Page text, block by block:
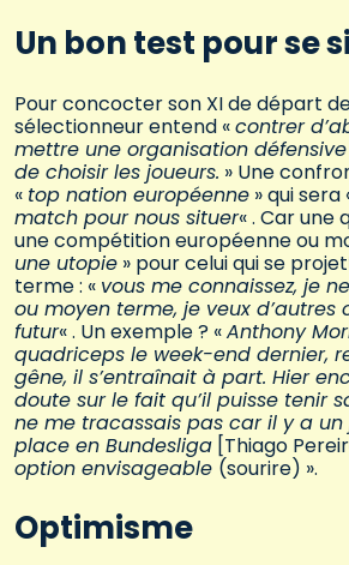
Un bon test pour se
Pour concocter son XI de départ
sélectionneur entend «contrer
mettre une organisation
de choisir les joueurs. » Une
« top nation européenne » qui sera
match pour nous situer« . Car une
une compétition européenne ou
une utopie » pour celui qui se
terme : « vous me connaissez, je
ou moyen terme, je veux d’autres
futur« . Un exemple ? «Anthony
quadriceps le week-end dernier,
gêne, il s’entraînait à part. Hier
doute sur le fait qu’il puisse tenir
ne me tracassais pas car il y a
place en Bundesliga [Thiago
option envisageable (sourire) ».
Optimisme